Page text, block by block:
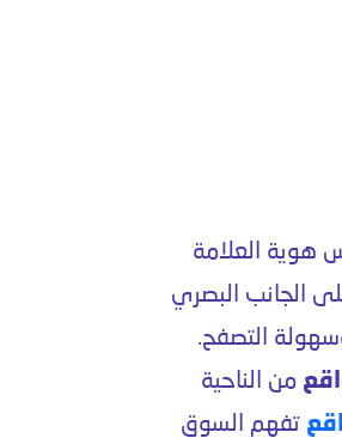
هوية العلامة
الجانب البصري
التصفح.
من الناحية
تفهم السوق